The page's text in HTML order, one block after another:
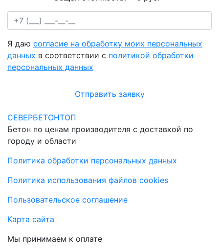
Я даю согласие на обработку моих персональных
данных в соответствии с политикой обработки
персональных данных
Отправить заявку
СЕВЕРБЕТОНТОП
Бетон по ценам производителя с доставкой по
городу и области
Политика обработки персональных данных
Политика использования файлов cookies
Пользовательское соглашение
Карта сайта
Мы принимаем к оплате